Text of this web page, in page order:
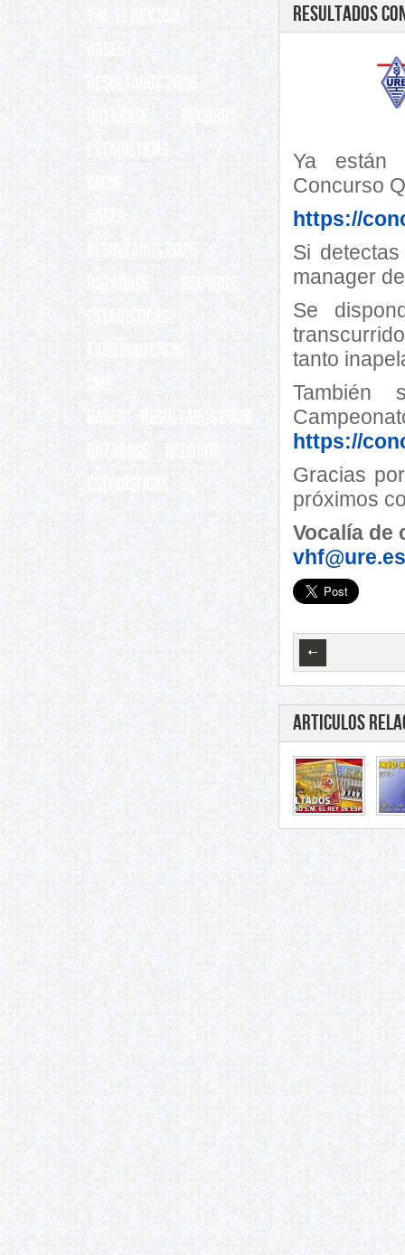
S.M. EL REY SSB
BASES
RESULTADOS 2026
Database
Records
ESTADÍSTICAS
CNCW
BASES
RESULTADOS 2025
Database
Records
ESTADÍSTICAS
Fidelidad CNCW
CME
BASES
RESULTADOS 2025
Database
Records
ESTADÍSTICAS
Resultados
Ya están
Concurso
https://
Si
manager
Se
tanto
También
https://
Gracias
próximos
Vocalía de
vhf@ure.es
Articulos